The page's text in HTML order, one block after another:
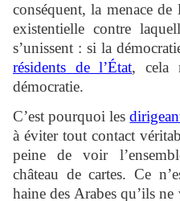
conséquent, la menace de
existentielle contre
s’unissent : si la
résidents de l’État, cela
démocratie.
C’est pourquoi les
à éviter tout contact
peine de voir
château de cartes. Ce
haine des Arabes qu’ils ne